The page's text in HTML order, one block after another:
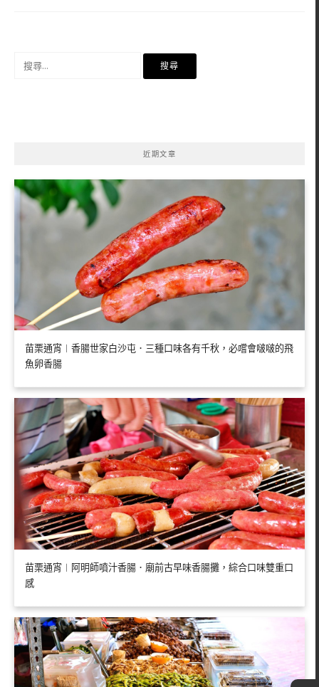
近期文章
苗栗通宵︱香腸世家白沙屯．三種口味各有千秋，必嚐會啵啵的飛
魚卵香腸
苗栗通宵︱阿明師噴汁香腸．廟前古早味香腸攤，綜合口味雙重口
感